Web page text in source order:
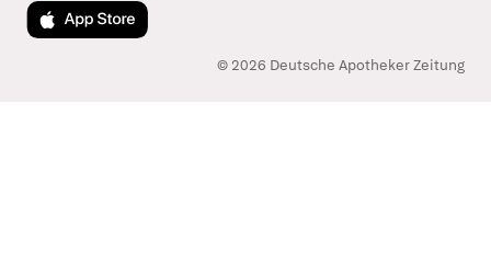
Laden im App Store
© 2026 Deutsche Apotheker Zeitung